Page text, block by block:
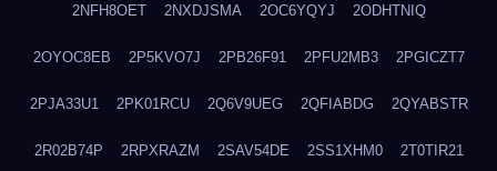
2NFH8OET 2NXDJSMA 2OC6YQYJ 2ODHTNIQ
2OYOC8EB 2P5KVO7J 2PB26F91 2PFU2MB3 2PGICZT7
2PJA33U1 2PK01RCU 2Q6V9UEG 2QFIABDG 2QYABSTR
2R02B74P 2RPXRAZM 2SAV54DE 2SS1XHM0 2T0TIR21